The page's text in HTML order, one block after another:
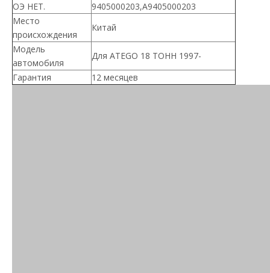
ОЭ НЕТ.
9405000203,А9405000203
Место
происхождения
Китай
Модель
автомобиля
Для ATEGO 18 ТОНН 1997-
Гарантия
12 месяцев